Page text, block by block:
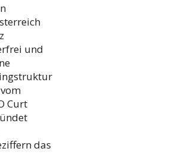
und
Curt
das